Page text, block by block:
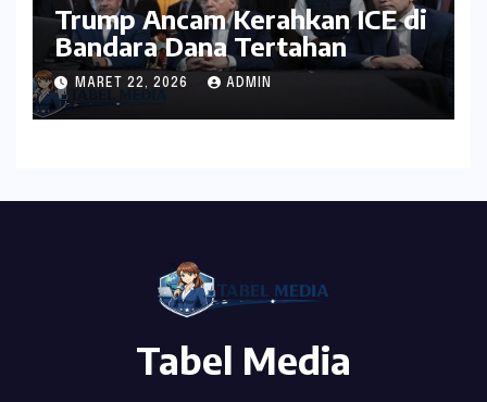
Trump Ancam Kerahkan ICE di
Bandara Dana Tertahan
MARET 22, 2026 ADMIN
Tabel Media